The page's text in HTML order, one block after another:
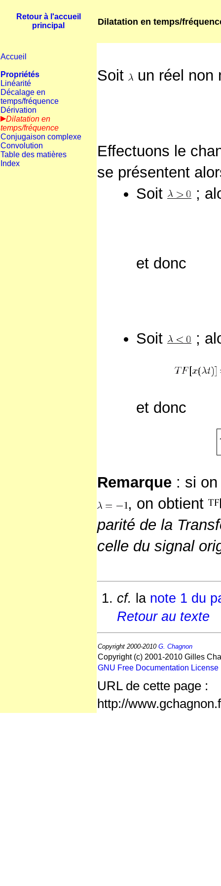
Retour à l'accueil
principal
Dilatation en temps/
Accueil
Propriétés
Linéarité
Décalage en
temps/fréquence
Dérivation
Dilatation en
temps/fréquence
Conjugaison complexe
Convolution
Table des matières
Index
Soit un réel
Effectuons le
se présentent
Soit
;
et donc
Soit ;
et donc
Remarque : si
, on obtient
parité de la
celle du signal
cf. la note 1 du
Retour au texte
Copyright 2000-2010 G. Chagnon
Copyright (c) 2001-2010 Gilles
GNU Free Documentation License
URL de cette page :
http://